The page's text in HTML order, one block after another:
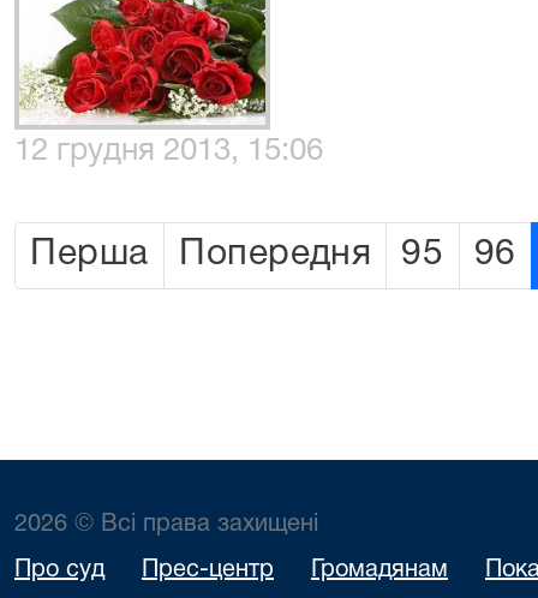
12 грудня 2013, 15:06
Перша Попередня 95 96
2026 © Всі права захищені
Про суд Прес-центр Громадянам